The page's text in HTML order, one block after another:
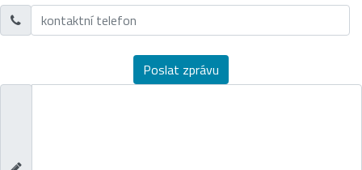
Poslat zprávu